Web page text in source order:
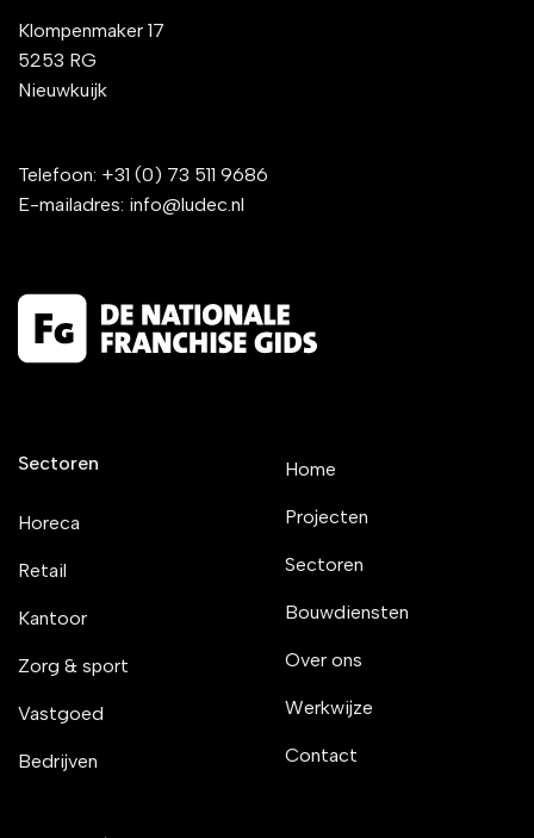
Klompenmaker 17
5253 RG
Nieuwkuijk
Telefoon: +31 (0) 73 511 9686
E-mailadres: info@ludec.nl
Sectoren
Horeca
Retail
Kantoor
Zorg & sport
Vastgoed
Bedrijven
Home
Projecten
Sectoren
Bouwdiensten
Over ons
Werkwijze
Contact